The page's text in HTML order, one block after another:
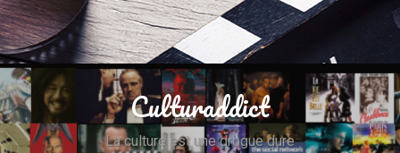
Culturaddict
La culture est une drogue dure